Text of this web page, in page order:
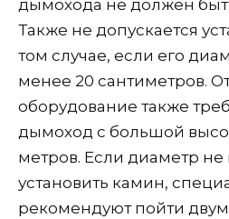
дымохода не должен
Также не допускается
том случае, если его
менее 20 сантиметров.
оборудование также
дымоход с большой
метров. Если диаметр не
установить камин,
рекомендуют пойти